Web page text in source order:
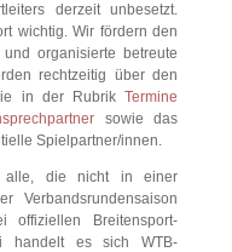
derzeit unbesetzt.
wichtig. Wir fördern den
organisierte betreute
rechtzeitig über den
in der RubrikTermine
sowie das
Spielpartner/innen.
alle, die nicht in einer
Verbandsrundensaison
offiziellen Breitensport-
handelt es sich WTB-